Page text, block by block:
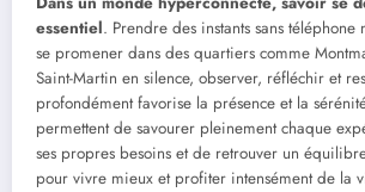
essentiel. Prendre des instants sans téléphone
se promener dans des quartiers comme
Saint-Martin en silence, observer, réfléchir et
profondément favorise la présence et la
permettent de savourer pleinement chaque
ses propres besoins et de retrouver un
pour vivre mieux et profiter intensément de la